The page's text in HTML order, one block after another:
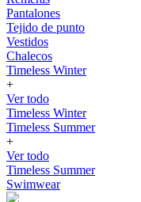
Pantalones
Tejido de punto
Vestidos
Chalecos
Timeless Winter
+
Ver todo
Timeless Winter
Timeless Summer
+
Ver todo
Timeless Summer
Swimwear